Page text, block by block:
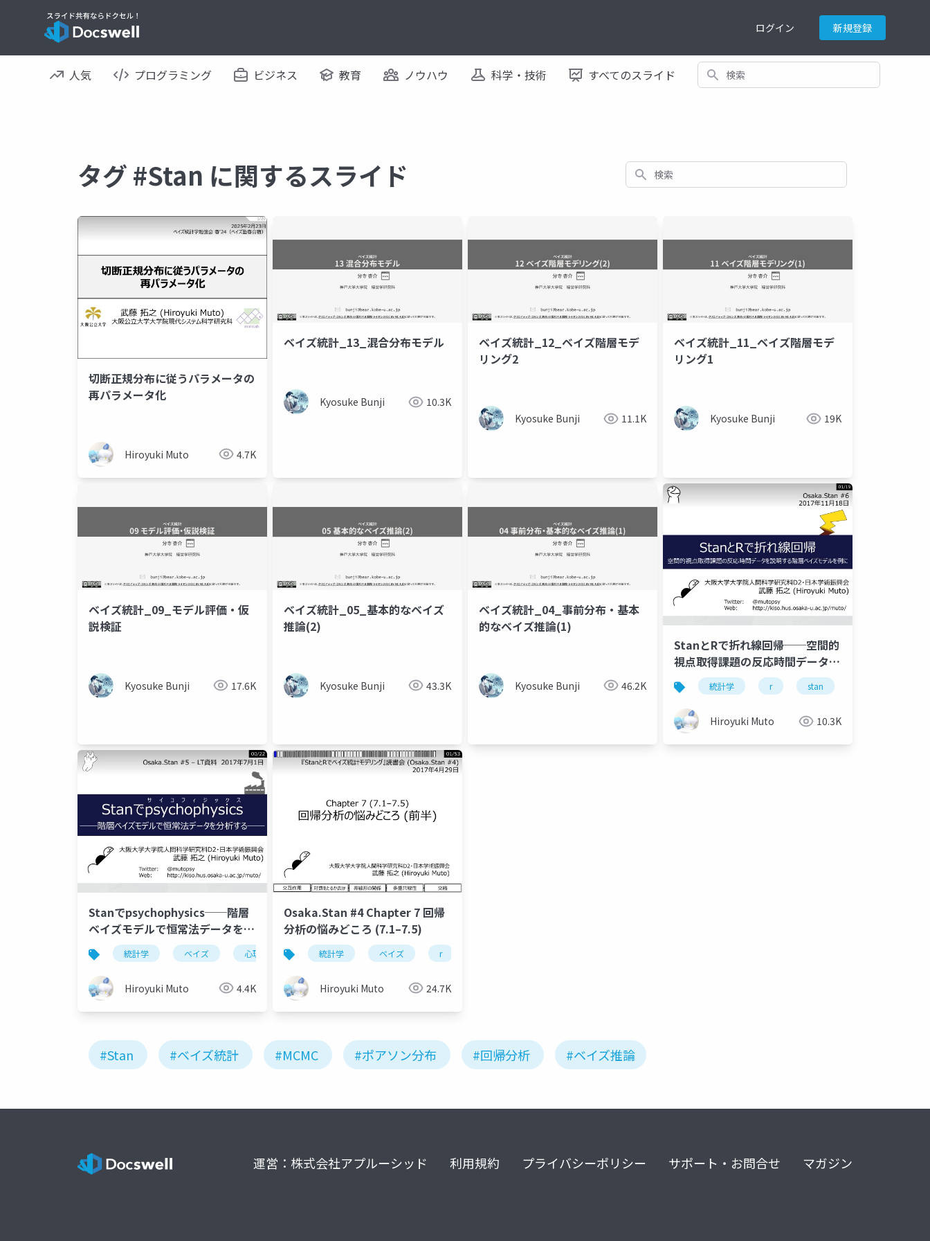
ログイン 新規登録
人気 プログラミング ビジネス 教育 ノウハウ 科学・技術 すべてのスライド 検索
タグ #Stan に関するスライド 検索
切断正規分布に従うパラメータの
再パラメータ化
Hiroyuki Muto 4.7K
ベイズ統計_13_混合分布モデル
Kyosuke Bunji 10.3K
ベイズ統計_12_ベイズ階層モデ
リング2
Kyosuke Bunji 11.1K
ベイズ統計_11_ベイズ階層モデ
リング1
Kyosuke Bunji 19K
ベイズ統計_09_モデル評価・仮
説検証
Kyosuke Bunji 17.6K
ベイズ統計_05_基本的なベイズ
推論(2)
Kyosuke Bunji 43.3K
ベイズ統計_04_事前分布・基本
的なベイズ推論(1)
Kyosuke Bunji 46.2K
StanとRで折れ線回帰──空間的
視点取得課題の反応時間データを
説明する階層ベイズモデルを例に
──
統計学 r stan
Hiroyuki Muto 10.3K
Stanでpsychophysics──階層
ベイズモデルで恒常法データを分
析する──
統計学 ベイズ 心理学 stan
Hiroyuki Muto 4.4K
Osaka.Stan #4 Chapter 7 回帰
分析の悩みどころ (7.1–7.5)
統計学 ベイズ r
Hiroyuki Muto 24.7K
#Stan #ベイズ統計 #MCMC #ポアソン分布 #回帰分析 #ベイズ推論
運営：株式会社アプルーシッド 利用規約 プライバシーポリシー サポート・お問合せ マガジン